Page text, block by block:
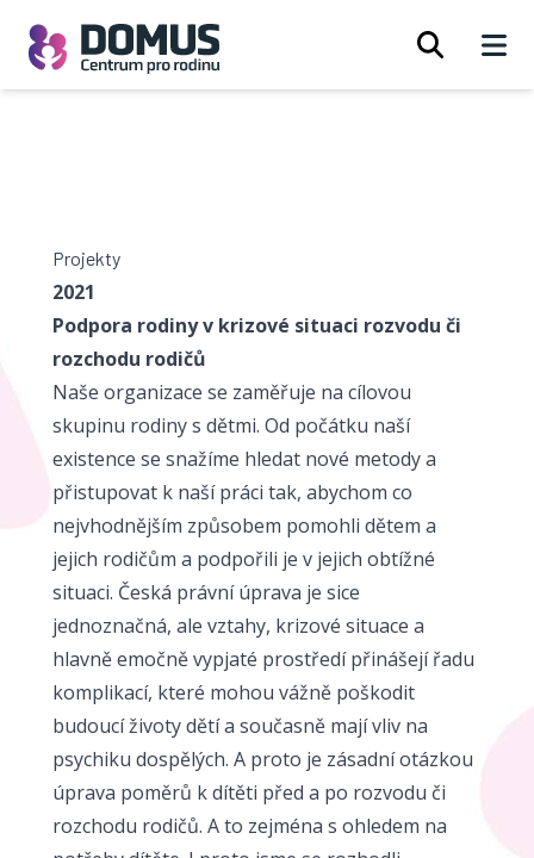
Projekty
2021
Podpora rodiny v krizové situaci rozvodu či
rozchodu rodičů
Naše organizace se zaměřuje na cílovou
skupinu rodiny s dětmi. Od počátku naší
existence se snažíme hledat nové metody a
přistupovat k naší práci tak, abychom co
nejvhodnějším způsobem pomohli dětem a
jejich rodičům a podpořili je v jejich obtížné
situaci. Česká právní úprava je sice
jednoznačná, ale vztahy, krizové situace a
hlavně emočně vypjaté prostředí přinášejí řadu
komplikací, které mohou vážně poškodit
budoucí životy dětí a současně mají vliv na
psychiku dospělých. A proto je zásadní otázkou
úprava poměrů k dítěti před a po rozvodu či
rozchodu rodičů. A to zejména s ohledem na